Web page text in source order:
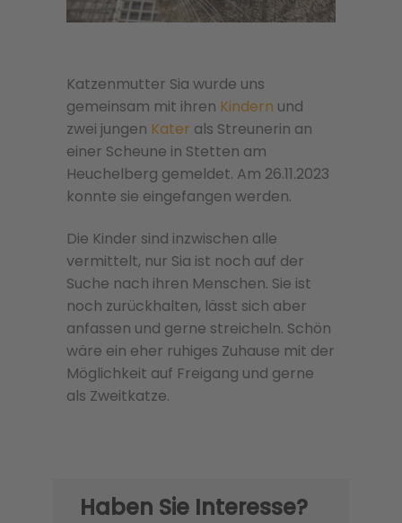
Katzenmutter Sia wurde uns
gemeinsam mit ihren Kindern und
zwei jungen Kater als Streunerin an
einer Scheune in Stetten am
Heuchelberg gemeldet. Am 26.11.2023
konnte sie eingefangen werden.
Die Kinder sind inzwischen alle
vermittelt, nur Sia ist noch auf der
Suche nach ihren Menschen. Sie ist
noch zurückhalten, lässt sich aber
anfassen und gerne streicheln. Schön
wäre ein eher ruhiges Zuhause mit der
Möglichkeit auf Freigang und gerne
als Zweitkatze.
Haben Sie Interesse?